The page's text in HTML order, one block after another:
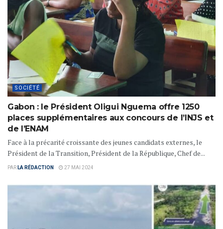
SOCIÉTÉ
Gabon : le Président Oligui Nguema offre 1250
places supplémentaires aux concours de l’INJS et
de l’ENAM
Face à la précarité croissante des jeunes candidats externes, le
Président de la Transition, Président de la République, Chef de...
PAR LA RÉDACTION 27 MAI 2024